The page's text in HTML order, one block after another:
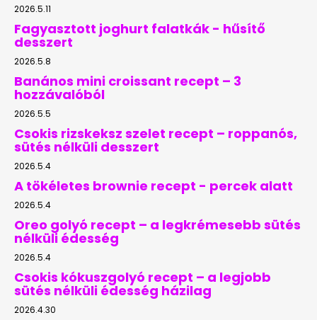
2026.5.11
Fagyasztott joghurt falatkák - hűsítő
desszert
2026.5.8
Banános mini croissant recept – 3
hozzávalóból
2026.5.5
Csokis rizskeksz szelet recept – roppanós,
sütés nélküli desszert
2026.5.4
A tökéletes brownie recept - percek alatt
2026.5.4
Oreo golyó recept – a legkrémesebb sütés
nélküli édesség
2026.5.4
Csokis kókuszgolyó recept – a legjobb
sütés nélküli édesség házilag
2026.4.30